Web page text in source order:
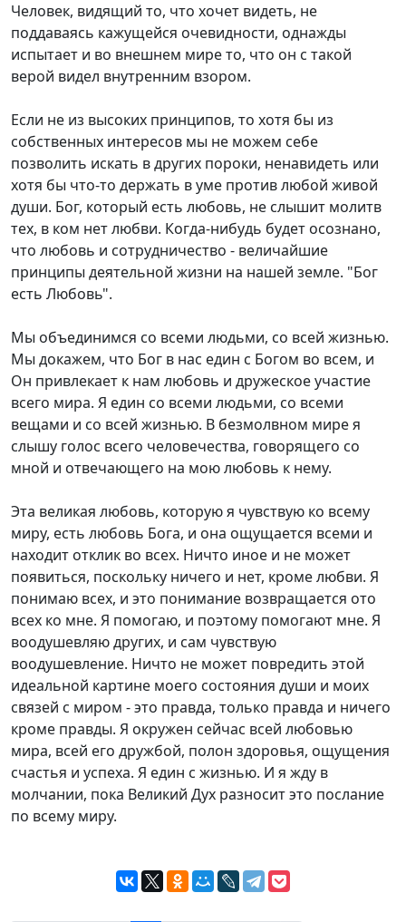
Человек, видящий то, что хочет видеть, не
поддаваясь кажущейся очевидности, однажды
испытает и во внешнем мире то, что он с такой
верой видел внутренним взором.
Если не из высоких принципов, то хотя бы из
собственных интересов мы не можем себе
позволить искать в других пороки, ненавидеть или
хотя бы что-то держать в уме против любой живой
души. Бог, который есть любовь, не слышит молитв
тех, в ком нет любви. Когда-нибудь будет осознано,
что любовь и сотрудничество - величайшие
принципы деятельной жизни на нашей земле. "Бог
есть Любовь".
Мы объединимся со всеми людьми, со всей жизнью.
Мы докажем, что Бог в нас един с Богом во всем, и
Он привлекает к нам любовь и дружеское участие
всего мира. Я един со всеми людьми, со всеми
вещами и со всей жизнью. В безмолвном мире я
слышу голос всего человечества, говорящего со
мной и отвечающего на мою любовь к нему.
Эта великая любовь, которую я чувствую ко всему
миру, есть любовь Бога, и она ощущается всеми и
находит отклик во всех. Ничто иное и не может
появиться, поскольку ничего и нет, кроме любви. Я
понимаю всех, и это понимание возвращается ото
всех ко мне. Я помогаю, и поэтому помогают мне. Я
воодушевляю других, и сам чувствую
воодушевление. Ничто не может повредить этой
идеальной картине моего состояния души и моих
связей с миром - это правда, только правда и ничего
кроме правды. Я окружен сейчас всей любовью
мира, всей его дружбой, полон здоровья, ощущения
счастья и успеха. Я един с жизнью. И я жду в
молчании, пока Великий Дух разносит это послание
по всему миру.